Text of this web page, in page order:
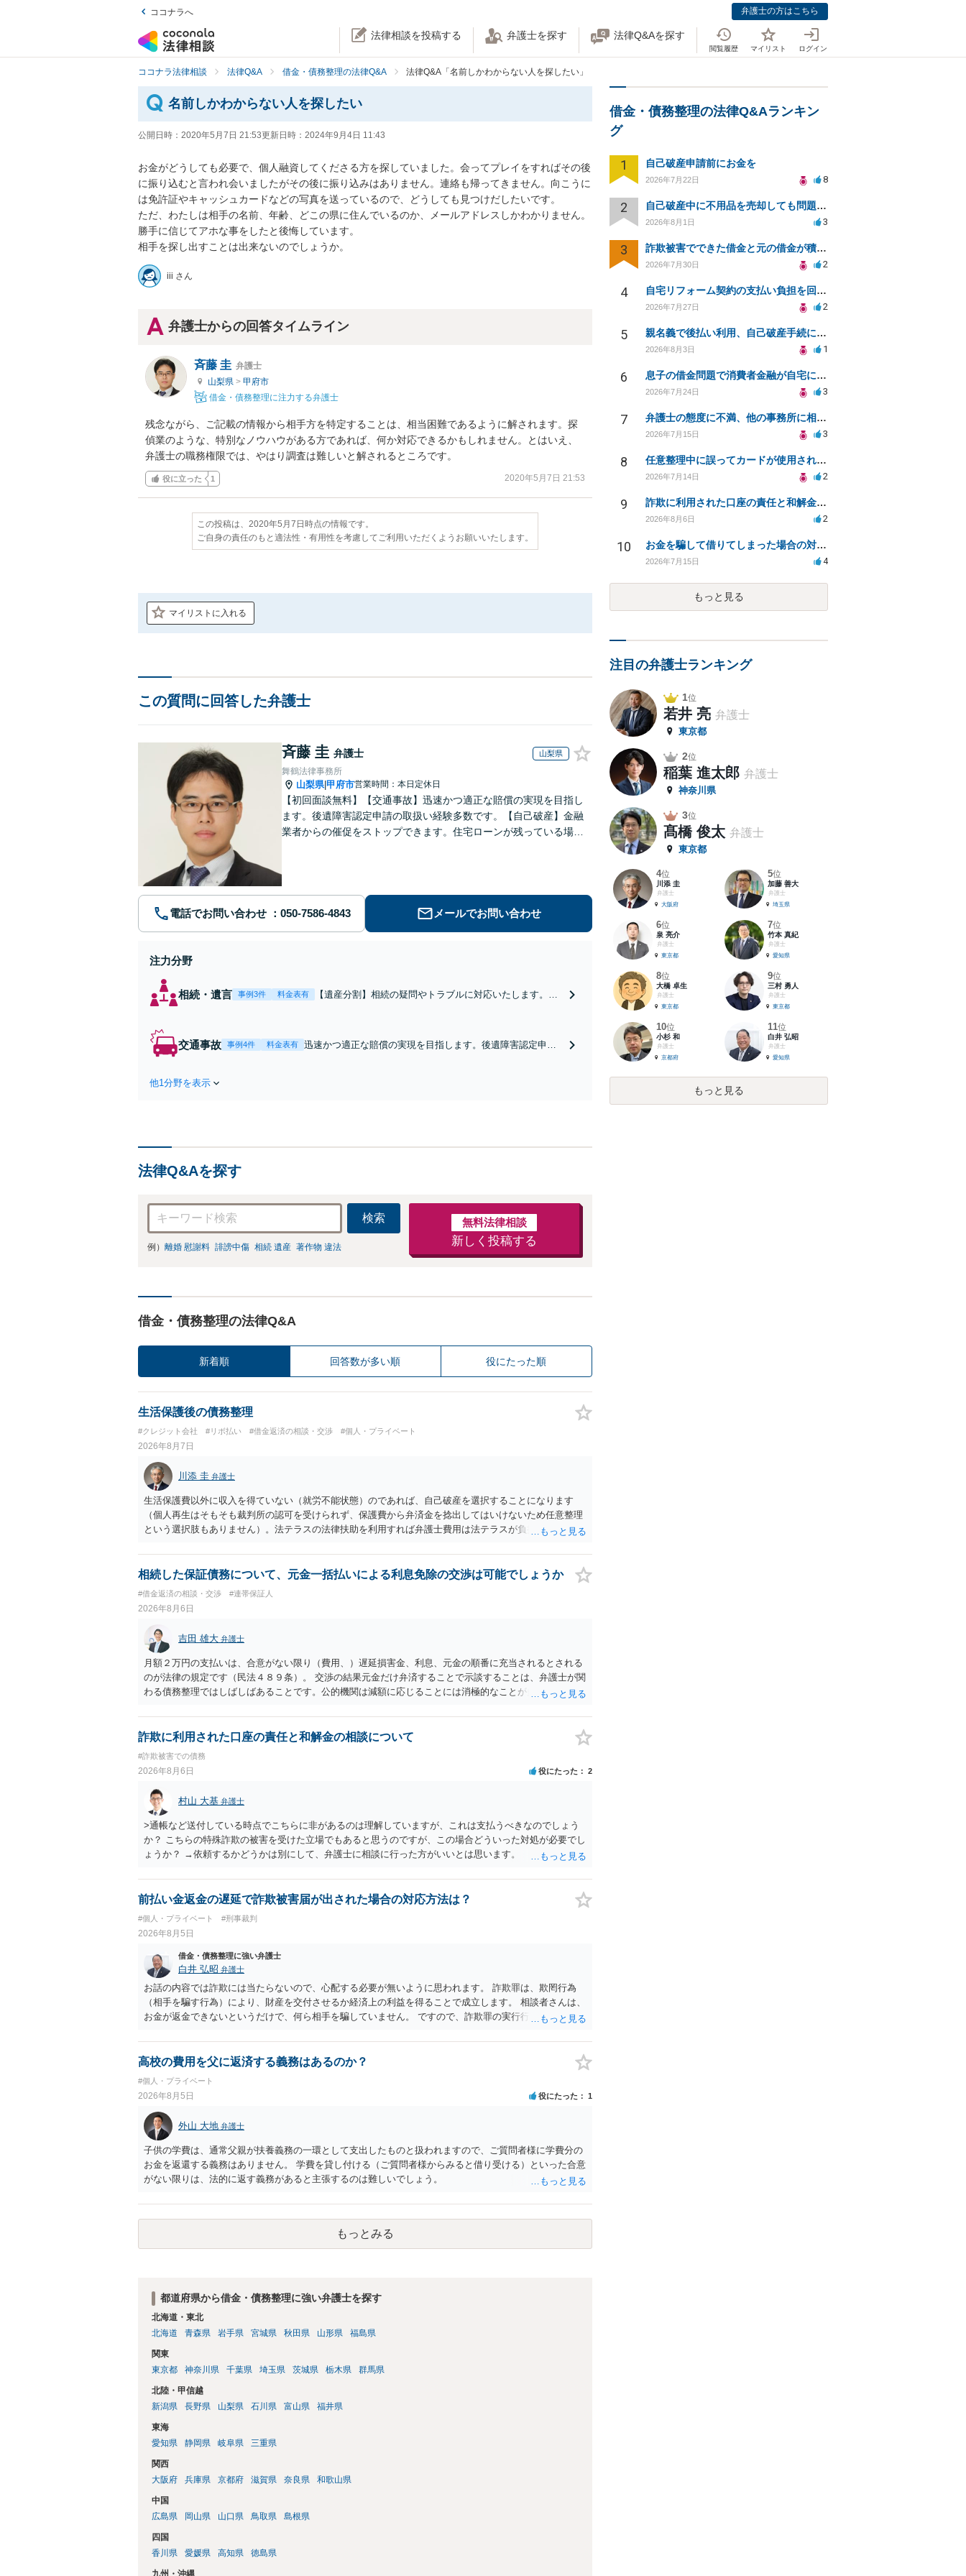
ココナラへ 弁護士の方はこちら
法律相談を投稿する 弁護士を探す 法律Q&Aを探す
閲覧履歴 マイリスト ログイン
ココナラ法律相談 法律Q&A 借金・債務整理の法律Q&A 法律Q&A「名前しかわからない人を探したい」
名前しかわからない人を探したい
公開日時： 2020年5月7日 21:53更新日時： 2024年9月4日 11:43
お金がどうしても必要で、個人融資してくださる方を探していました。会ってプレイをすればその後
に振り込むと言われ会いましたがその後に振り込みはありません。連絡も帰ってきません。向こうに
は免許証やキャッシュカードなどの写真を送っているので、どうしても見つけだしたいです。
ただ、わたしは相手の名前、年齢、どこの県に住んでいるのか、メールアドレスしかわかりません。
勝手に信じてアホな事をしたと後悔しています。
相手を探し出すことは出来ないのでしょうか。
iii さん
弁護士からの回答タイムライン
斉藤 圭 弁護士
山梨県 > 甲府市
借金・債務整理に注力する弁護士
残念ながら、ご記載の情報から相手方を特定することは、相当困難であるように解されます。探
偵業のような、特別なノウハウがある方であれば、何か対応できるかもしれません。とはいえ、
弁護士の職務権限では、やはり調査は難しいと解されるところです。
役に立った 1 2020年5月7日 21:53
この投稿は、2020年5月7日時点の情報です。
ご自身の責任のもと適法性・有用性を考慮してご利用いただくようお願いいたします。
マイリストに入れる
この質問に回答した弁護士
斉藤 圭 弁護士 山梨県
舞鶴法律事務所
山梨県|甲府市営業時間：本日定休日
【初回面談無料】【交通事故】迅速かつ適正な賠償の実現を目指し
ます。後遺障害認定申請の取扱い経験多数です。【自己破産】金融
業者からの催促をストップできます。住宅ローンが残っている場合
電話でお問い合わせ メールでお問い合わせ
注力分野
相続・遺言 事例3件 料金表有
【遺産分割】相続の疑問やトラブルに対応いたします。適
交通事故 事例4件 料金表有
迅速かつ適正な賠償の実現を目指します。後遺障害認定申請
他1分野を表示
法律Q&Aを探す
検索
例） 離婚 慰謝料 誹謗中傷 相続 遺産 著作物 違法
無料法律相談
新しく投稿する
借金・債務整理の法律Q&A
新着順 回答数が多い順 役にたった順
生活保護後の債務整理
#クレジット会社 #リボ払い #借金返済の相談・交渉 #個人・プライベート
2026年8月7日
川添 圭 弁護士
生活保護費以外に収入を得ていない（就労不能状態）のであれば、自己破産を選択することになります
（個人再生はそもそも裁判所の認可を受けられず、保護費から弁済金を捻出してはいけないため任意整理
という選択肢もありません）。法テラスの法律扶助を利用すれば弁護士費用は法テラスが負担し、裁判所
相続した保証債務について、元金一括払いによる利息免除の交渉は可能でしょうか
#借金返済の相談・交渉 #連帯保証人
2026年8月6日
吉田 雄大 弁護士
月額２万円の支払いは、合意がない限り（費用、）遅延損害金、利息、元金の順番に充当されるとされる
のが法律の規定です（民法４８９条）。 交渉の結果元金だけ弁済することで示談することは、弁護士が関
わる債務整理ではしばしばあることです。公的機関は減額に応じることには消極的なことが多いものの、
詐欺に利用された口座の責任と和解金の相談について
#詐欺被害での債務
2026年8月6日 役にたった 2
村山 大基 弁護士
>通帳など送付している時点でこちらに非があるのは理解していますが、これは支払うべきなのでしょう
か？ こちらの特殊詐欺の被害を受けた立場でもあると思うのですが、この場合どういった対処が必要でし
ょうか？ →依頼するかどうかは別にして、弁護士に相談に行った方がいいとは思います。 そもそも、
とは可能でしょうか？ →一般的には難しいです。相談者さんも１００万円の被害を受けたとして、１円も
払わないで和解したいと言われたら、 できるだけ重い刑罰を与えて欲しい、と思われるのではないでし
だ、弁護士費用かけるならその分賠償に回すことも考えられるので、 兼ね合いは考えてみましょう。
前払い金返金の遅延で詐欺被害届が出された場合の対応方法は？
#個人・プライベート #刑事裁判
2026年8月5日
借金・債務整理に強い弁護士
白井 弘昭 弁護士
お話の内容では詐欺には当たらないので、心配する必要が無いように思われます。 詐欺罪は、欺罔行為
（相手を騙す行為）により、財産を交付させるか経済上の利益を得ることで成立します。 相談者さんは、
お金が返金できないというだけで、何ら相手を騙していません。 ですので、詐欺罪の実行行為性が無く罪
を述べた場合は、捜査はあるかもしれません。 ただし、捜査において、真実を説明すれば、「ちゃんと返
しなさいよ」程度の注意で済むことだと思われます。 また、返せるお金が無いのであれば、返せないのは
高校の費用を父に返済する義務はあるのか？
#個人・プライベート
2026年8月5日 役にたった 1
外山 大地 弁護士
子供の学費は、通常父親が扶養義務の一環として支出したものと扱われますので、ご質問者様に学費分の
お金を返還する義務はありません。 学費を貸し付ける（ご質問者様からみると借り受ける）といった合意
がない限りは、法的に返す義務があると主張するのは難しいでしょう。
もっとみる
都道府県から借金・債務整理に強い弁護士を探す
北海道・東北
北海道
青森県 岩手県 宮城県 秋田県 山形県 福島県
関東
東京都
神奈川県 千葉県 埼玉県 茨城県 栃木県 群馬県
北陸・甲信越
新潟県
長野県 山梨県 石川県 富山県 福井県
東海
愛知県
静岡県 岐阜県 三重県
関西
大阪府
兵庫県 京都府 滋賀県 奈良県 和歌山県
中国
広島県
岡山県 山口県 鳥取県 島根県
四国
香川県
愛媛県 高知県 徳島県
九州・沖縄
借金・債務整理の法律Q&Aランキン
グ
1 自己破産申請前にお金を
2026年7月22日 8
2 自己破産中に不用品を売却しても問題ないか？
2026年8月1日 3
3 詐欺被害でできた借金と元の借金が積み重なり返済困難
2026年7月30日 2
4 自宅リフォーム契約の支払い負担を回避する方法は？
2026年7月27日 2
5 親名義で後払い利用、自己破産手続に影響はあるか？
2026年8月3日 1
6 息子の借金問題で消費者金融が自宅にくるのをやめさせる方法はないですか？
2026年7月24日 3
7 弁護士の態度に不満、他の事務所に相談すべきか？
2026年7月15日 3
8 任意整理中に誤ってカードが使用されてしまった
2026年7月14日 2
9 詐欺に利用された口座の責任と和解金の相談について
2026年8月6日 2
10 お金を騙して借りてしまった場合の対処法と今後の対応策
2026年7月15日 4
もっと見る
注目の弁護士ランキング
1位
若井 亮 弁護士
東京都
2位
稲葉 進太郎 弁護士
神奈川県
3位
髙橋 俊太 弁護士
東京都
4位
川添 圭
弁護士
大阪府
5位
加藤 善大
弁護士
埼玉県
6位
泉 亮介
弁護士
東京都
7位
竹本 真紀
弁護士
愛知県
8位
大橋 卓生
弁護士
東京都
9位
三村 勇人
弁護士
東京都
10位
小杉 和
弁護士
京都府
11位
白井 弘昭
弁護士
愛知県
もっと見る